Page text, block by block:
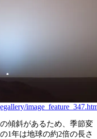
傾斜があるため、季節変
1年は地球の約2倍の長さ